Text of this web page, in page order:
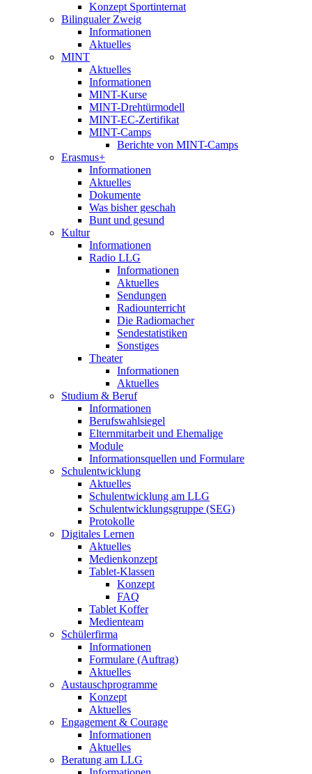
Konzept Sportinternat
Bilingualer Zweig
Informationen
Aktuelles
MINT
Aktuelles
Informationen
MINT-Kurse
MINT-Drehtürmodell
MINT-EC-Zertifikat
MINT-Camps
Berichte von MINT-Camps
Erasmus+
Informationen
Aktuelles
Dokumente
Was bisher geschah
Bunt und gesund
Kultur
Informationen
Radio LLG
Informationen
Aktuelles
Sendungen
Radiounterricht
Die Radiomacher
Sendestatistiken
Sonstiges
Theater
Informationen
Aktuelles
Studium & Beruf
Informationen
Berufswahlsiegel
Elternmitarbeit und Ehemalige
Module
Informationsquellen und Formulare
Schulentwicklung
Aktuelles
Schulentwicklung am LLG
Schulentwicklungsgruppe (SEG)
Protokolle
Digitales Lernen
Aktuelles
Medienkonzept
Tablet-Klassen
Konzept
FAQ
Tablet Koffer
Medienteam
Schülerfirma
Informationen
Formulare (Auftrag)
Aktuelles
Austauschprogramme
Konzept
Aktuelles
Engagement & Courage
Informationen
Aktuelles
Beratung am LLG